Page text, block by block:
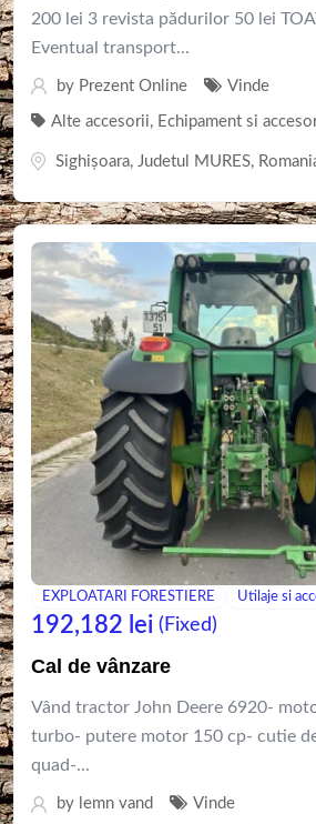
200 lei 3 revista pădurilor 50 lei
Eventual transport...
by Prezent Online Vinde
Alte accesorii, Echipament si
Sighişoara, Judetul MURES,
EXPLOATARI FORESTIERE Utilaje si
192,182 lei (Fixed)
Cal de vânzare
Vând tractor John Deere 6920-
turbo- putere motor 150 cp- cutie
quad-...
by lemn vand Vinde